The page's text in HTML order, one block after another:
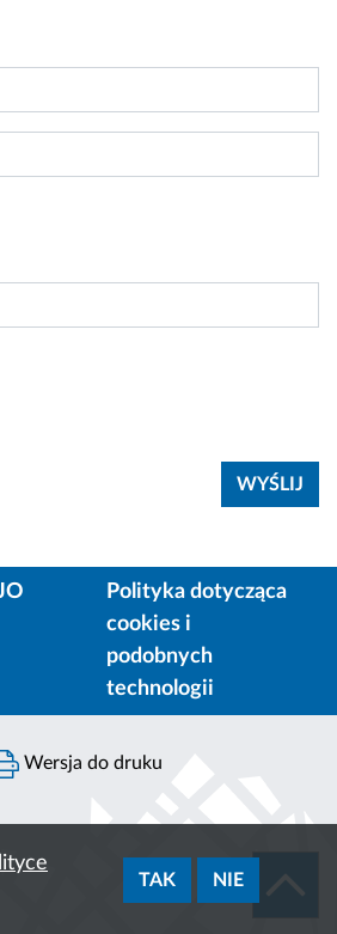
TAK NIE
Polityka dotycząca
cookies i
podobnych
technologii
Wersja do druku